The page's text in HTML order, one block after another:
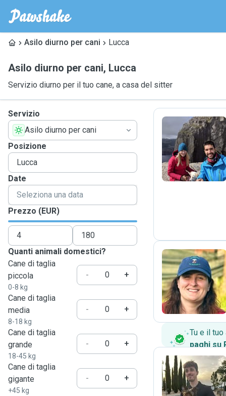
Asilo diurno per cani Lucca
Asilo diurno per cani, Lucca
Servizio diurno per il tuo cane, a casa del sitter
Servizio
Asilo diurno per cani
Posizione
Date
Prezzo (EUR)
Quanti animali domestici?
Cane di taglia
piccola
0-8 kg
- +
Cane di taglia
media
8-18 kg
- +
Cane di taglia
grande
18-45 kg
- +
Cane di taglia
gigante
+45 kg
- +
H
G
Tu e il
paghi su
P